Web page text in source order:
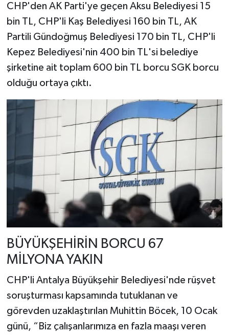
CHP'den AK Parti'ye geçen Aksu Belediyesi 15
bin TL, CHP'li Kaş Belediyesi 160 bin TL, AK
Partili Gündoğmuş Belediyesi 170 bin TL, CHP'li
Kepez Belediyesi'nin 400 bin TL'si belediye
şirketine ait toplam 600 bin TL borcu SGK borcu
olduğu ortaya çıktı.
BÜYÜKŞEHİRİN BORCU 67
MİLYONA YAKIN
CHP'li Antalya Büyükşehir Belediyesi'nde rüşvet
soruşturması kapsamında tutuklanan ve
görevden uzaklaştırılan Muhittin Böcek, 10 Ocak
günü, “Biz çalışanlarımıza en fazla maaşı veren